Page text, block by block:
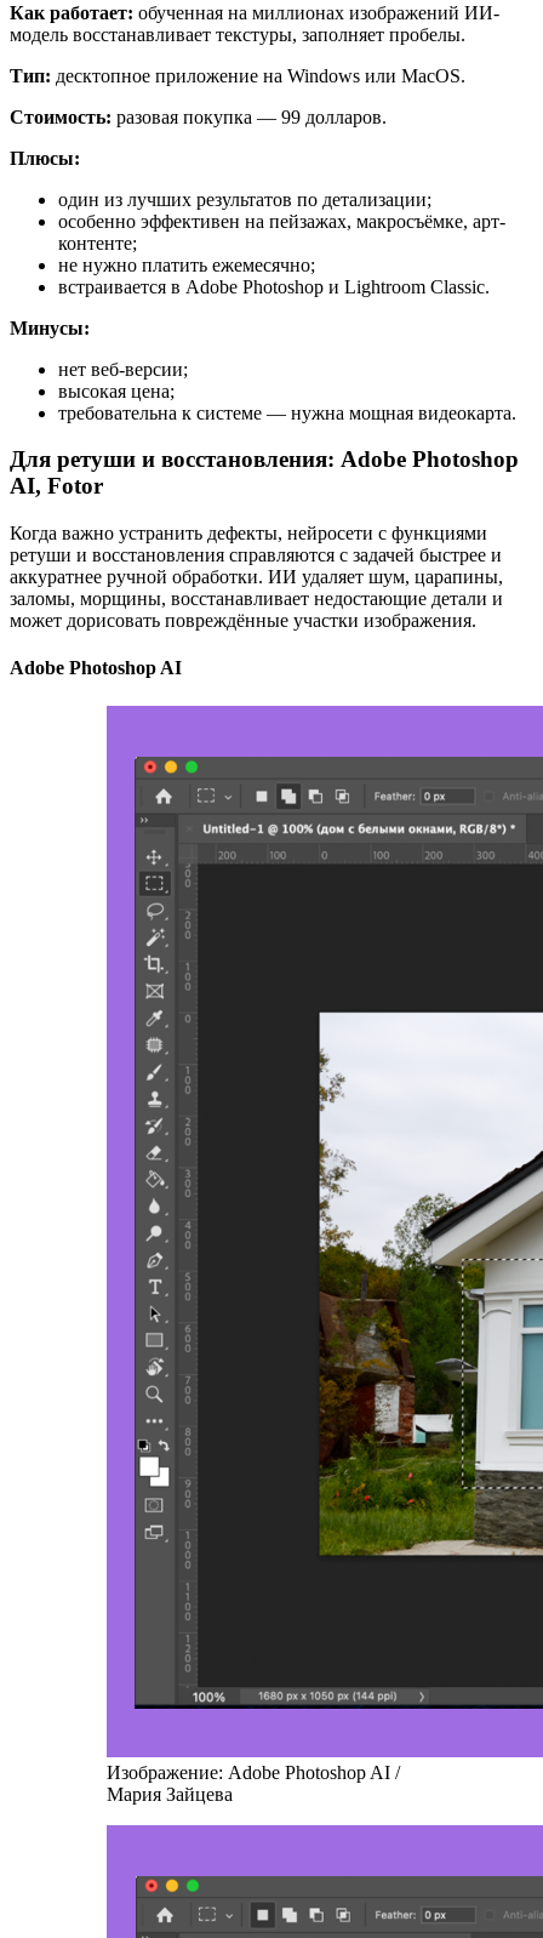
Как работает: обученная на миллионах изображений ИИ-
модель восстанавливает текстуры, заполняет пробелы.
Тип: десктопное приложение на Windows или MacOS.
Стоимость: разовая покупка — 99 долларов.
Плюсы:
один из лучших результатов по детализации;
особенно эффективен на пейзажах, макросъёмке, арт-
контенте;
не нужно платить ежемесячно;
встраивается в Adobe Photoshop и Lightroom Classic.
Минусы:
нет веб-версии;
высокая цена;
требовательна к системе — нужна мощная видеокарта.
Для ретуши и восстановления: Adobe Photoshop
AI, Fotor
Когда важно устранить дефекты, нейросети с функциями
ретуши и восстановления справляются с задачей быстрее и
аккуратнее ручной обработки. ИИ удаляет шум, царапины,
заломы, морщины, восстанавливает недостающие детали и
может дорисовать повреждённые участки изображения.
Adobe Photoshop AI
Изображение: Adobe Photoshop AI /
Мария Зайцева